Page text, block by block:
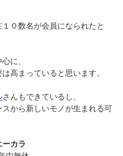
０数名が会員になられたと
に、
高まっていると思います。
さんもできているし、
スから新しいモノが生まれる可
カラ